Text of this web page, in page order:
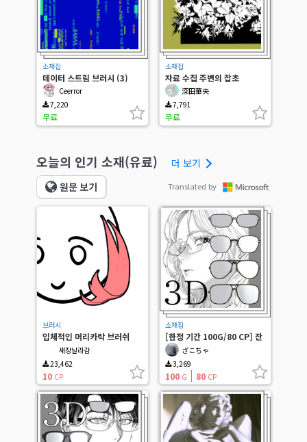
소재집
데이터 스트림 브러시 (3)
Ceerror
7,220
무료
소재집
자료 수집 주변의 잡초
深田華央
7,791
무료
오늘의 인기 소재(유료)
더 보기
원문 보기
Translated by
브러시
입체적인 머리카락 브러쉬
(hair brush)
새장날라감
23,462
10 CP
소재집
[한정 기간 100G/80 CP] 잔
3개 ざこちゃ
3,269
100 G 80 CP